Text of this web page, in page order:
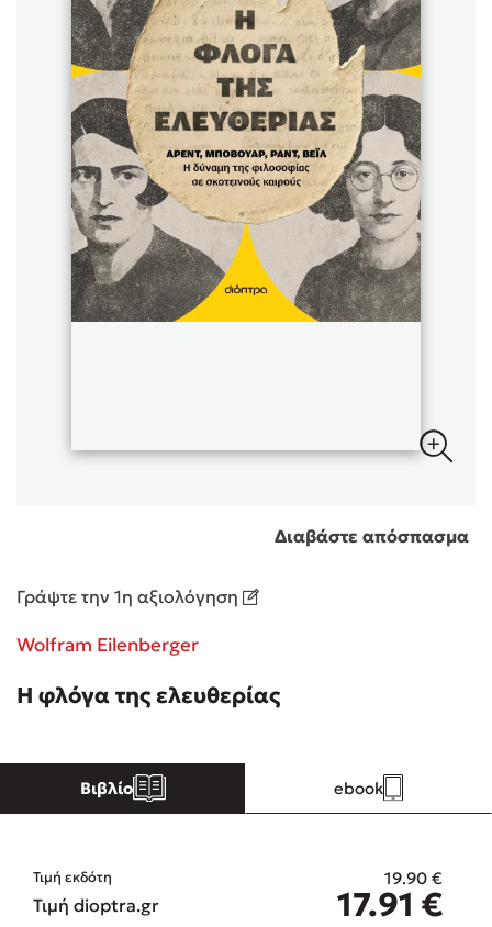
Sebastian Fitzek
Playlist
Κώστας Κρομμύδας
Το λιμάνι μου είσαι εσύ
Ένας γίγαντας στο σχολείο
Διαβάστε απόσπασμα
Γράψτε την 1η αξιολόγηση
Wolfram Eilenberger
Η φλόγα της ελευθερίας
Βιβλίο ebook
Τιμή εκδότη 19.90 €
Τιμή dioptra.gr 17.91 €